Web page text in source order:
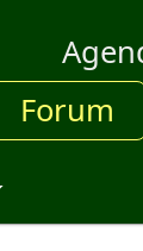
Forum